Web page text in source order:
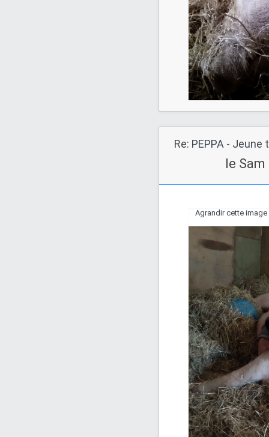
Re: PEPPA - Jeune
le Sam
Agrandir cette image